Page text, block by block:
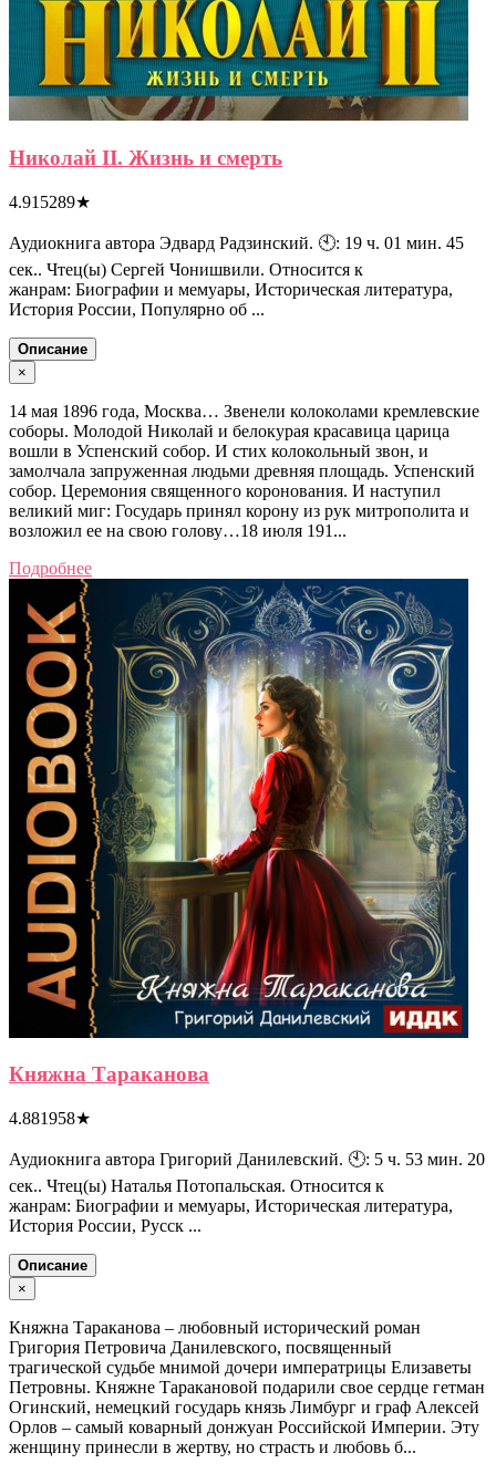
Николай II. Жизнь и смерть
4.915289★
Аудиокнига автора Эдвард Радзинский. 🕙: 19 ч. 01 мин. 45
сек.. Чтец(ы) Сергей Чонишвили. Относится к
жанрам: Биографии и мемуары, Историческая литература,
История России, Популярно об ...
Описание
×
14 мая 1896 года, Москва… Звенели колоколами кремлевские
соборы. Молодой Николай и белокурая красавица царица
вошли в Успенский собор. И стих колокольный звон, и
замолчала запруженная людьми древняя площадь. Успенский
собор. Церемония священного коронования. И наступил
великий миг: Государь принял корону из рук митрополита и
возложил ее на свою голову…18 июля 191...
Подробнее
Княжна Тараканова
4.881958★
Аудиокнига автора Григорий Данилевский. 🕙: 5 ч. 53 мин. 20
сек.. Чтец(ы) Наталья Потопальская. Относится к
жанрам: Биографии и мемуары, Историческая литература,
История России, Русск ...
Описание
×
Княжна Тараканова – любовный исторический роман
Григория Петровича Данилевского, посвященный
трагической судьбе мнимой дочери императрицы Елизаветы
Петровны. Княжне Таракановой подарили свое сердце гетман
Огинский, немецкий государь князь Лимбург и граф Алексей
Орлов – самый коварный донжуан Российской Империи. Эту
женщину принесли в жертву, но страсть и любовь б...